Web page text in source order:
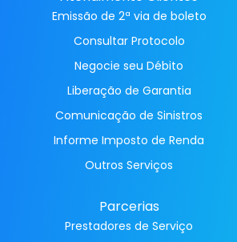
Emissão de 2ª via de boleto
Consultar Protocolo
Negocie seu Débito
Liberação de Garantia
Comunicação de Sinistros
Informe Imposto de Renda
Outros Serviços
Parcerias
Prestadores de Serviço